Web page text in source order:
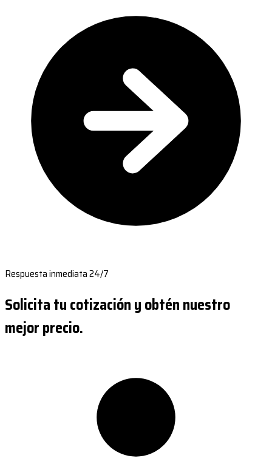
Respuesta inmediata 24/7
Solicita tu cotización y obtén nuestro
mejor precio.